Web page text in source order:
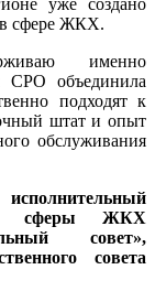
в сфере ЖКХ.
именно
СРО объединила
подходят к
штат и опыт
обслуживания
исполнительный
сферы ЖКХ
совет»,
совета